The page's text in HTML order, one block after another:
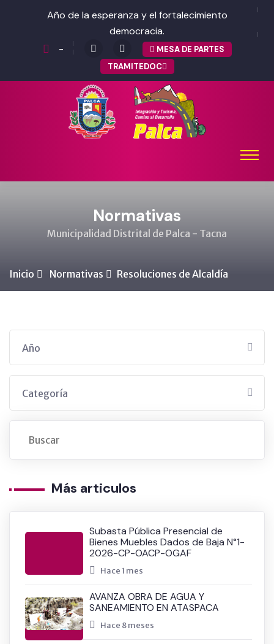
Año de la esperanza y el fortalecimiento
democracia.
-
MESA DE PARTES
TRAMITEDOC
Normativas
Municipalidad Distrital de Palca - Tacna
Inicio Normativas Resoluciones de Alcaldía
Año
Categoría
Más articulos
Subasta Pública Presencial de
Bienes Muebles Dados de Baja N°1-
2026-CP-OACP-OGAF
Hace 1 mes
AVANZA OBRA DE AGUA Y
SANEAMIENTO EN ATASPACA
Hace 8 meses